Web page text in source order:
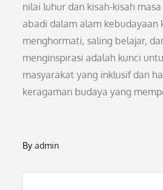
nilai luhur dan kisah-kisah
abadi dalam alam kebudayaan
menghormati, saling belajar,
menginspirasi adalah kunci
masyarakat yang inklusif dan
keragaman budaya yang
Byadmin